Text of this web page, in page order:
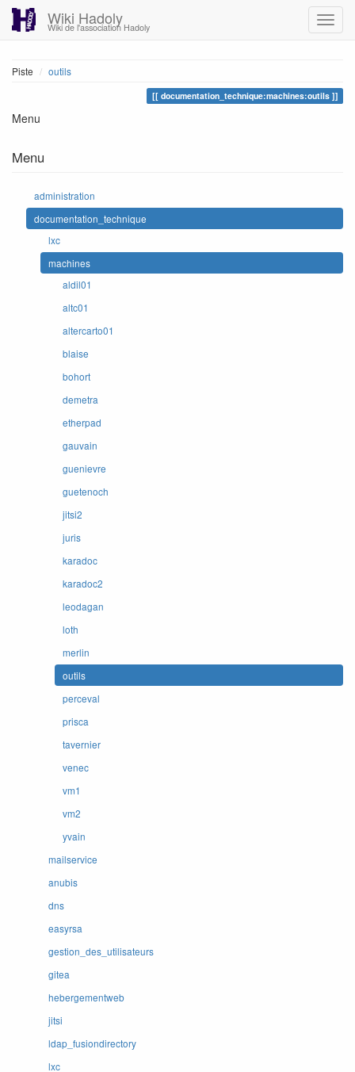
Wiki Hadoly
Wiki de l'association Hadoly
Piste outils
documentation_technique:machines:outils
Menu
Menu
administration
documentation_technique
lxc
machines
aldil01
altc01
altercarto01
blaise
bohort
demetra
etherpad
gauvain
guenievre
guetenoch
jitsi2
juris
karadoc
karadoc2
leodagan
loth
merlin
outils
perceval
prisca
tavernier
venec
vm1
vm2
yvain
mailservice
anubis
dns
easyrsa
gestion_des_utilisateurs
gitea
hebergementweb
jitsi
ldap_fusiondirectory
lxc